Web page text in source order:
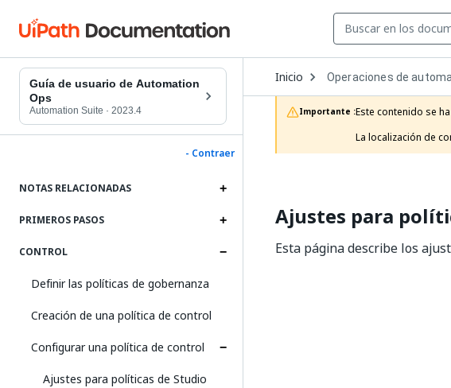
Guía de usuario de Automation
Ops
Automation Suite · 2023.4
- Contraer
NOTAS RELACIONADAS
PRIMEROS PASOS
CONTROL
Definir las políticas de gobernanza
Creación de una política de control
Configurar una política de control
Ajustes para políticas de Studio
Inicio Open
Dropdown
to
choose
product
Operaciones de
Importante :Este contenido se
La localización de
Ajustes para
Esta página describe los